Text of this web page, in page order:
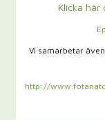
Klicka
Vi samarbetar
http://